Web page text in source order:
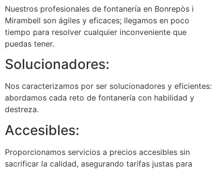
Nuestros profesionales de fontanería en Bonrepòs i
Mirambell son ágiles y eficaces; llegamos en poco
tiempo para resolver cualquier inconveniente que
puedas tener.
Solucionadores:
Nos caracterizamos por ser solucionadores y eficientes:
abordamos cada reto de fontanería con habilidad y
destreza.
Accesibles:
Proporcionamos servicios a precios accesibles sin
sacrificar la calidad, asegurando tarifas justas para